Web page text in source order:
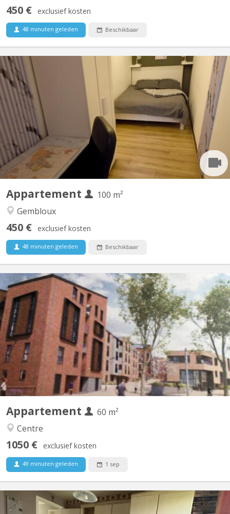
450 € exclusief kosten
48 minuten geleden Beschikbaar
Appartement
100 m²
Gembloux
450 € exclusief kosten
48 minuten geleden Beschikbaar
KV 1927
Belle coloc full équipée et meublée, en plein centre, au calme,
non loin de la gare, près des commerces et à une minute de la
faculté d'agronomie vous bénéficierez d'un lit double et un
bureau dans une chambre avec vue sur jardin. Salle de bain
spacieuse. Cuisine ouverte donnant sur le séjour....
Appartement
60 m²
Centre
1050 € exclusief kosten
49 minuten geleden 1 sep
KV 1459
Furnished 1-bedroom apartment, built in 2020, centrally located
in a new residential complex in Courbevoie with views of the
gardens. 3 minutes (250m) from the Esplanade supermarket.
SNCB train station (300m). Bus station 11 minutes (900m). E411
motorway at the parking lot exit. Living room with...
KV 2089